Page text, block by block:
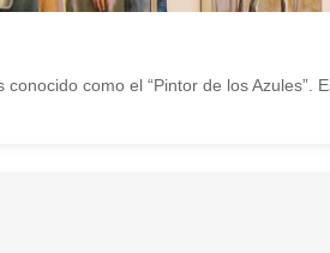
conocido como el “Pintor de los Azules”.